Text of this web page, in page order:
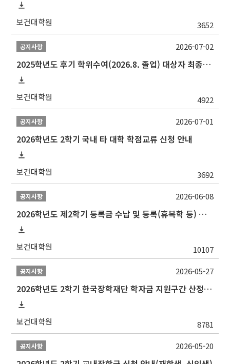
보건대학원 3652
공지사항
2025학년도 후기 학위수여(2026.8. 졸업) 대상자 최종인준 논문 제출 안내
보건대학원 4922
2026-07-02
공지사항
2026학년도 2학기 국내 타 대학 학점교류 신청 안내
보건대학원 3692
2026-07-01
공지사항
2026학년도 제2학기 등록금 수납 및 등록(휴복학 등) 일정 안내
보건대학원 10107
2026-06-08
공지사항
2026학년도 2학기 한국장학재단 학자금 지원구간 산정 신청 안내
보건대학원 8781
2026-05-27
공지사항 2026-05-20